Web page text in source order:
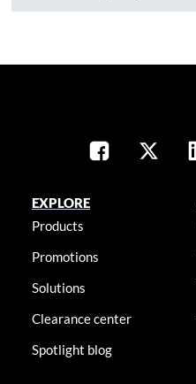
EXPLORE
Products
Promotions
Solutions
Clearance center
Spotlight blog